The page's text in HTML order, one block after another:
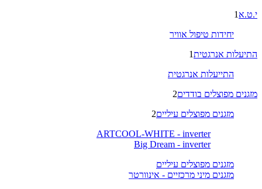
י.ט.א 1
יחידות טיפול אוויר
התיעלות אנרגטית1
התייעלות אנרגטית
מזגנים מפוצלים בודדים2
מזגנים מפוצלים עיליים2
ARTCOOL-WHITE - inverter
Big Dream - inverter
מזגנים מפוצלים עיליים
מזגנים מיני מרכזיים - אינוורטר